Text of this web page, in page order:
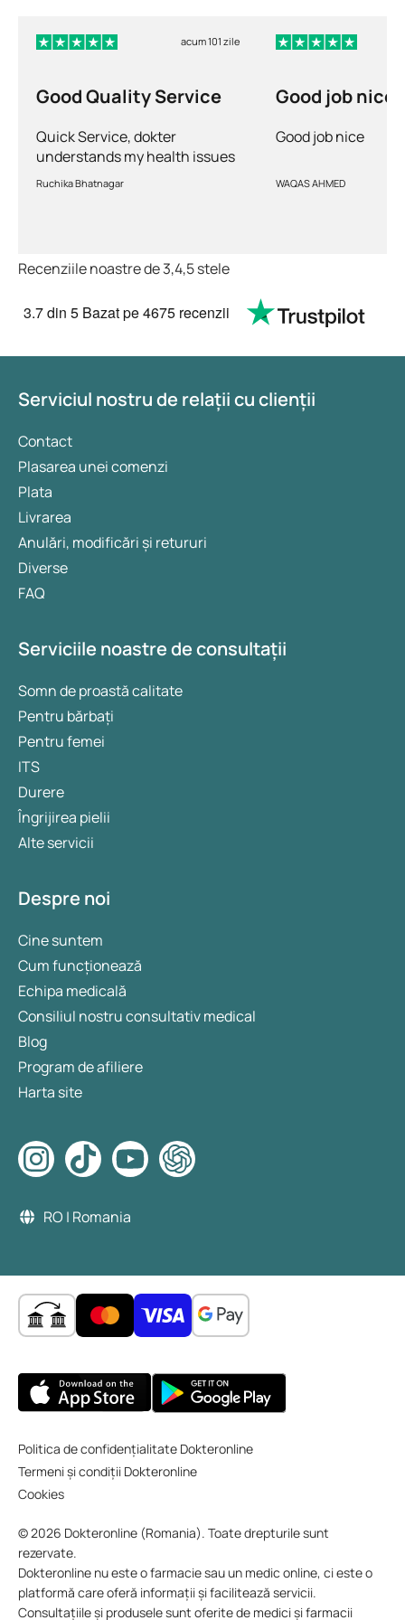
acum 101 zile
Good Quality Service
Quick Service, dokter
understands my health issues
and good diagnosis
Ruchika Bhatnagar
Good job nice
Good job nice
WAQAS AHMED
Recenziile noastre de 3,4,5 stele
3.7din 5 Bazat pe4675 recenzii
Serviciul nostru de relații cu clienții
Contact
Plasarea unei comenzi
Plata
Livrarea
Anulări, modificări și retururi
Diverse
FAQ
Serviciile noastre de consultații
Somn de proastă calitate
Pentru bărbați
Pentru femei
ITS
Durere
Îngrijirea pielii
Alte servicii
Despre noi
Cine suntem
Cum funcționează
Echipa medicală
Consiliul nostru consultativ medical
Blog
Program de afiliere
Harta site
RO | Romania
Politica de confidențialitate Dokteronline
Termeni și condiții Dokteronline
Cookies
© 2026 Dokteronline (Romania). Toate drepturile sunt
rezervate.
Dokteronline nu este o farmacie sau un medic online, ci este o
platformă care oferă informații și facilitează servicii.
Consultațiile și produsele sunt oferite de medici și farmacii